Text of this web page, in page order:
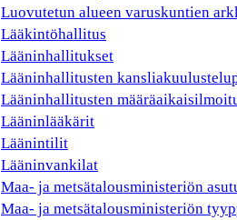
Luovutetun alueen varuskuntien
Lääkintöhallitus
Lääninhallitukset
Lääninhallitusten
Lääninhallitusten
Lääninlääkärit
Läänintilit
Lääninvankilat
Maa- ja metsätalousministeriön
Maa- ja metsätalousministeriön